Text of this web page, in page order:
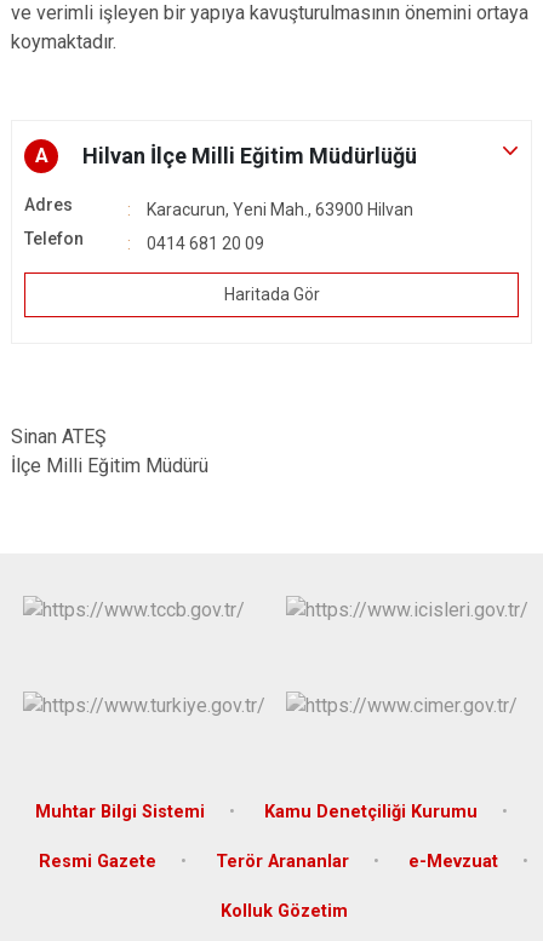
ve verimli işleyen bir yapıya kavuşturulmasının önemini ortaya
koymaktadır.
A Hilvan İlçe Milli Eğitim Müdürlüğü
Adres
Karacurun, Yeni Mah., 63900 Hilvan
Telefon
0414 681 20 09
Haritada Gör
Sinan ATEŞ
İlçe Milli Eğitim Müdürü
Muhtar Bilgi Sistemi Kamu Denetçiliği Kurumu
Resmi Gazete Terör Arananlar e-Mevzuat
Kolluk Gözetim